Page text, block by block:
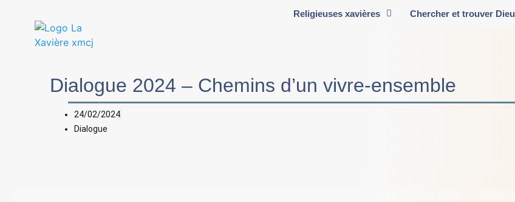
Religieuses xavières Chercher et trouver Dieu
Dialogue 2024 – Chemins d’un vivre-ensemble
24/02/2024
Dialogue